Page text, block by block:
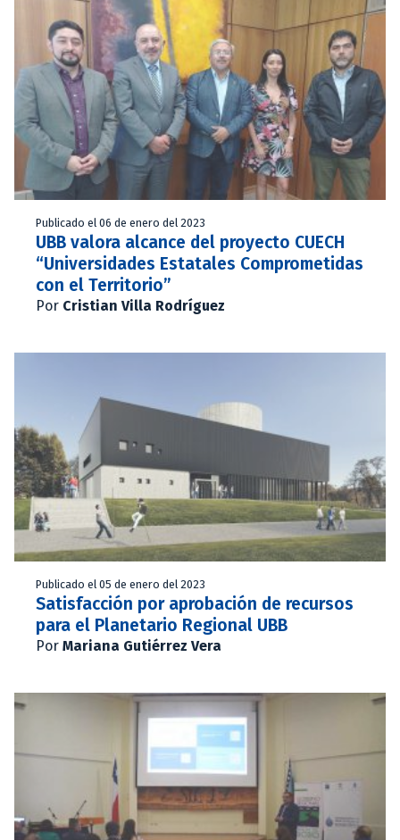
Publicado el 06 de enero del 2023
UBB valora alcance del proyecto CUECH
“Universidades Estatales Comprometidas
con el Territorio”
Por Cristian Villa Rodríguez
Publicado el 05 de enero del 2023
Satisfacción por aprobación de recursos
para el Planetario Regional UBB
Por Mariana Gutiérrez Vera